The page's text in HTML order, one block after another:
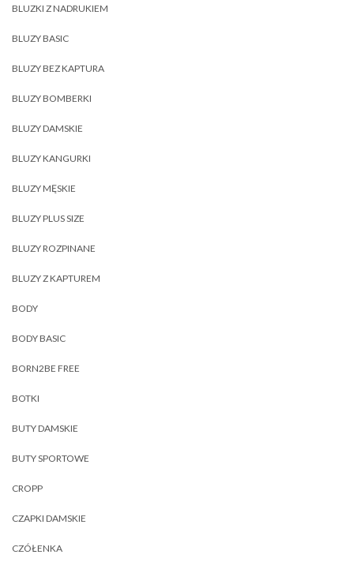
BLUZKI Z NADRUKIEM
BLUZY BASIC
BLUZY BEZ KAPTURA
BLUZY BOMBERKI
BLUZY DAMSKIE
BLUZY KANGURKI
BLUZY MĘSKIE
BLUZY PLUS SIZE
BLUZY ROZPINANE
BLUZY Z KAPTUREM
BODY
BODY BASIC
BORN2BE FREE
BOTKI
BUTY DAMSKIE
BUTY SPORTOWE
CROPP
CZAPKI DAMSKIE
CZÓŁENKA